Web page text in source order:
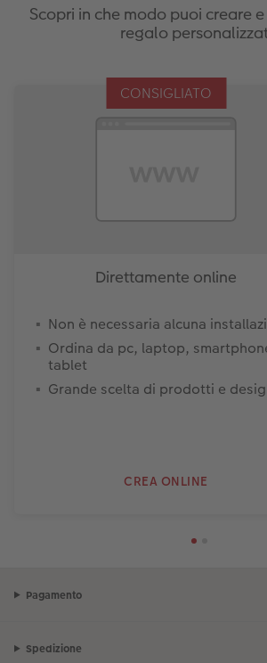
Scopri in che modo puoi creare
regalo
CONSIGLIATO
Direttamente online
Non è necessaria alcuna
Ordina da pc, laptop,
tablet
Grande scelta di prodotti e
CREA ONLINE
Pagamento
Spedizione